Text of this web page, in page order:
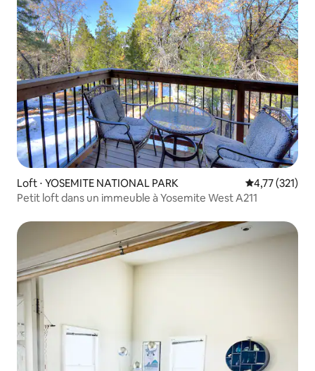
Loft ⋅ YOSEMITE NATIONAL PARK Évaluation
4,77 (321)
Petit loft dans un immeuble à Yosemite West A211